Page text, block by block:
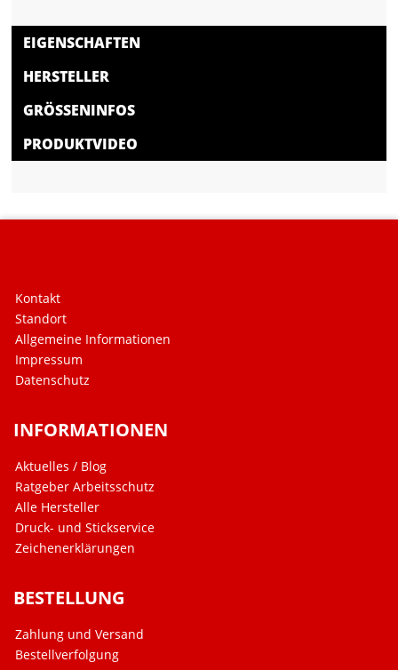
EIGENSCHAFTEN
HERSTELLER
GRÖSSENINFOS
PRODUKTVIDEO
Kontakt
Standort
Allgemeine Informationen
Impressum
Datenschutz
INFORMATIONEN
Aktuelles / Blog
Ratgeber Arbeitsschutz
Alle Hersteller
Druck- und Stickservice
Zeichenerklärungen
BESTELLUNG
Zahlung und Versand
Bestellverfolgung